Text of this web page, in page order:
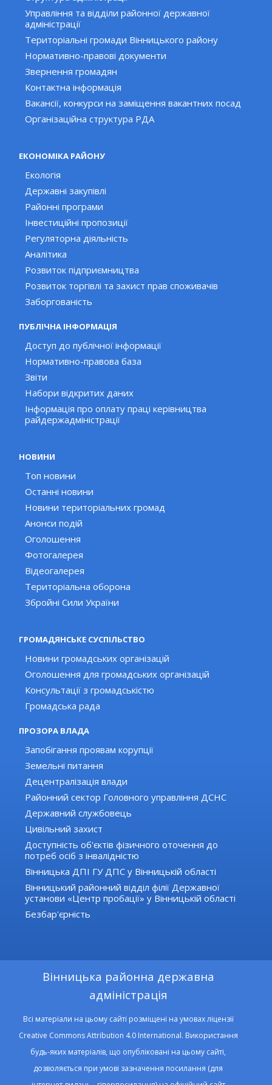
Управління та відділи районної державної
адміністрації
Територіальні громади Вінницького району
Нормативно-правові документи
Звернення громадян
Контактна інформація
Вакансії, конкурси на заміщення вакантних посад
Організаційна структура РДА
ЕКОНОМІКА РАЙОНУ
Екологія
Державні закупівлі
Районні програми
Інвестиційні пропозиції
Регуляторна діяльність
Аналітика
Розвиток підприємництва
Розвиток торгівлі та захист прав споживачів
Заборгованість
ПУБЛІЧНА ІНФОРМАЦІЯ
Доступ до публічної інформації
Нормативно-правова база
Звіти
Набори відкритих даних
Інформація про оплату праці керівництва
райдержадміністрації
НОВИНИ
Топ новини
Останні новини
Новини територіальних громад
Анонси подій
Оголошення
Фотогалерея
Відеогалерея
Територіальна оборона
Збройні Сили України
ГРОМАДЯНСЬКЕ СУСПІЛЬСТВО
Новини громадських організацій
Оголошення для громадських організацій
Консультації з громадськістю
Громадська рада
ПРОЗОРА ВЛАДА
Запобігання проявам корупції
Земельні питання
Децентралізація влади
Районний сектор Головного управління ДСНС
Державний службовець
Цивільний захист
Доступність об'єктів фізичного оточення до
потреб осіб з інвалідністю
Вінницька ДПІ ГУ ДПС у Вінницькій області
Вінницький районний відділ філії Державної
установи «Центр пробації» у Вінницькій області
Безбар'єрність
Вінницька районна державна
адміністрація
Всі матеріали на цьому сайті розміщені на умовах ліцензії
Creative Commons Attribution 4.0 International. Використання
будь-яких матеріалів, що опубліковані на цьому сайті,
дозволяється при умові зазначення посилання (для